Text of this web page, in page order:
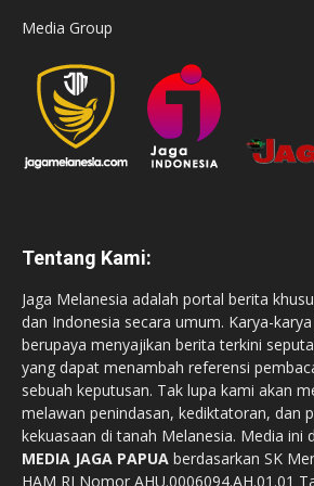
Media Group
Tentang Kami:
Jaga Melanesia adalah portal berita
dan Indonesia secara umum. Karya-
berupaya menyajikan berita terkini
yang dapat menambah referensi
sebuah keputusan. Tak lupa kami akan
melawan penindasan, kediktatoran, dan
kekuasaan di tanah Melanesia. Media ini
MEDIA JAGA PAPUA berdasarkan SK
HAM RI Nomor AHU.0006094.AH.01.01